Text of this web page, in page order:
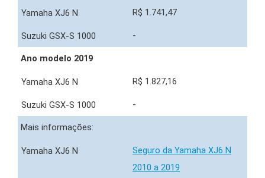
R$ 1.741,47
-
Ano modelo 2019
R$ 1.827,16
-
Mais informações:
Seguro da Yamaha XJ6 N
2010 a 2019